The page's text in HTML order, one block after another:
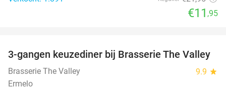
€11 ,95
42%
3-gangen keuzediner bij Brasserie The Valley
Brasserie The Valley 9.9 star
Ermelo